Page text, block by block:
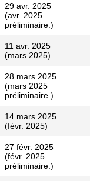
29 avr. 2025
(avr. 2025
préliminaire.)
11 avr. 2025
(mars 2025)
28 mars 2025
(mars 2025
préliminaire.)
14 mars 2025
(févr. 2025)
27 févr. 2025
(févr. 2025
préliminaire.)